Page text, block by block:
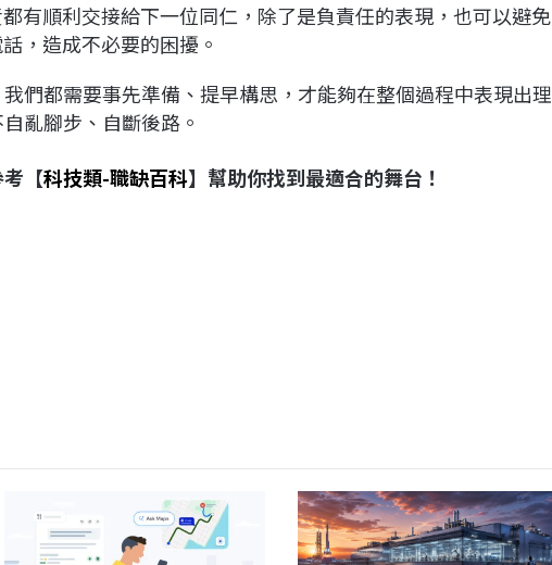
都有順利交接給下一位同仁，除了是負責任的表現，也可以避免
，造成不必要的困擾。
們都需要事先準備、提早構思，才能夠在整個過程中表現出理
亂腳步、自斷後路。
【科技類-職缺百科】幫助你找到最適合的舞台！